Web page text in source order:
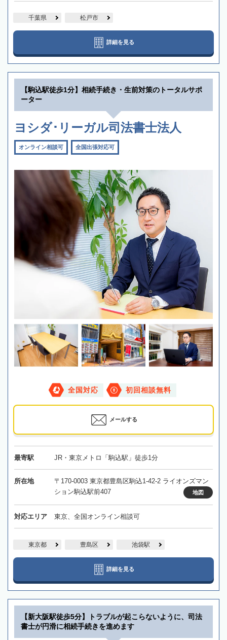
千葉県 松戸市
詳細を見る
【駒込駅徒歩1分】相続手続き・生前対策のトータルサポ
ーター
ヨシダ･リーガル司法書士法人
オンライン相談可 全国出張対応可
全国対応 初回相談無料
メールする
最寄駅 JR・東京メトロ「駒込駅」徒歩1分
所在地
〒170-0003 東京都豊島区駒込1-42-2 ライオンズマン
ション駒込駅前407
地図
対応エリア 東京、全国オンライン相談可
東京都 豊島区 池袋駅
詳細を見る
【新大阪駅徒歩5分】トラブルが起こらないように、司法
書士が円滑に相続手続きを進めます